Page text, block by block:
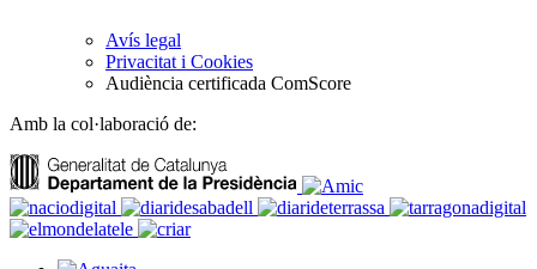
Avís legal
Privacitat i Cookies
Audiència certificada ComScore
Amb la col·laboració de: